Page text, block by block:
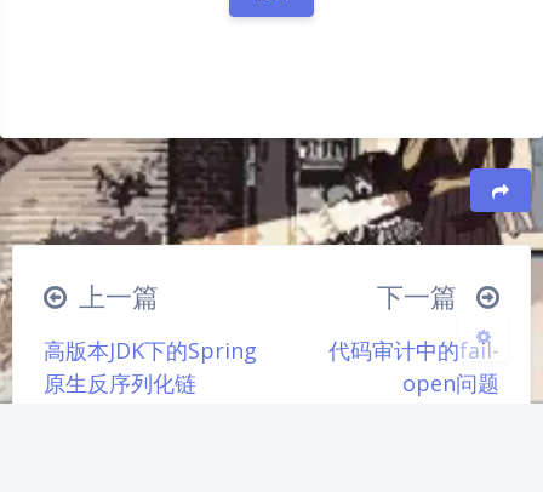
浅阴影 深阴影
关闭 日落 暗化 灰度
豆
上一篇
高版本JDK下的Spring
原生反序列化链
下一篇
代码审计中的fail-
open问题